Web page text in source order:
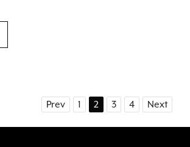
Prev 1 2 3 4 Next